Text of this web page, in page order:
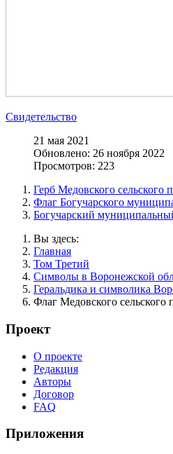
Свидетельство
21 мая 2021
Обновлено: 26 ноября 2022
Просмотров: 223
Герб Медовского сельского
Флаг Богучарского
Богучарский
Вы здесь:
Главная
Том Третий
Символы в Воронежской
Геральдика и символика
Флаг Медовского сельского
Проект
О проекте
Редакция
Авторы
Договор
FAQ
Приложения